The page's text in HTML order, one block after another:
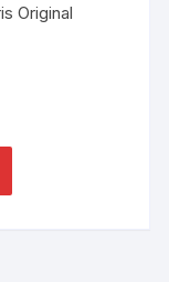
Original